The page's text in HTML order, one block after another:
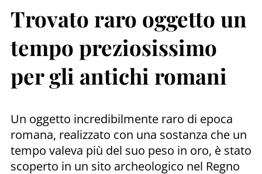
Trovato raro oggetto un
tempo preziosissimo
per gli antichi romani
Un oggetto incredibilmente raro di epoca
romana, realizzato con una sostanza che un
tempo valeva più del suo peso in oro, è stato
scoperto in un sito archeologico nel Regno